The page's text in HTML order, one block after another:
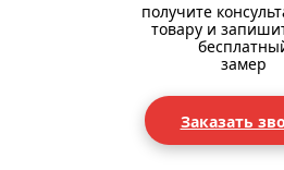
получите
товару и
замер
Заказать